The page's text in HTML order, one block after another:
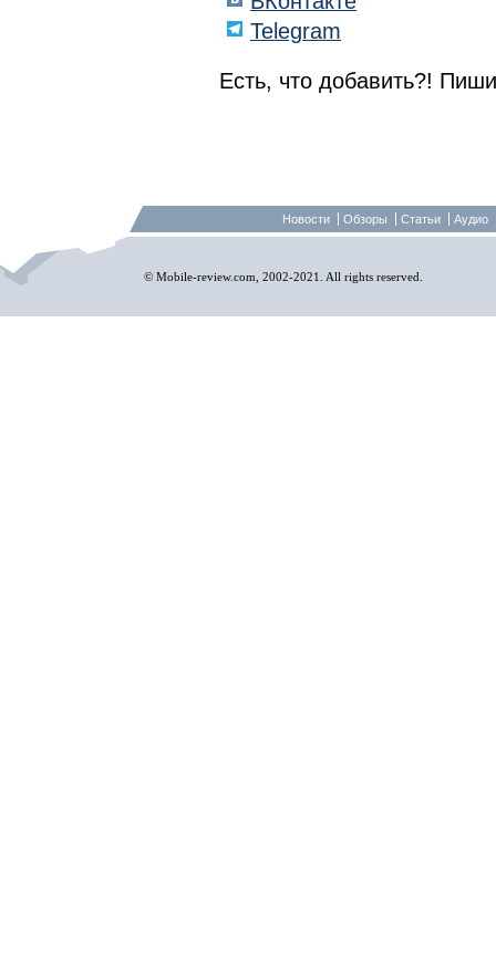
Telegram
Есть, что добавить?!
Новости Обзоры Статьи Аудио
© Mobile-review.com, 2002-2021. All rights reserved.